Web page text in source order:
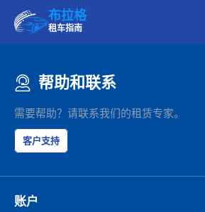
布拉格
租车指南
帮助和联系
需要帮助？请联系我们的租赁专家。
客户支持
账户